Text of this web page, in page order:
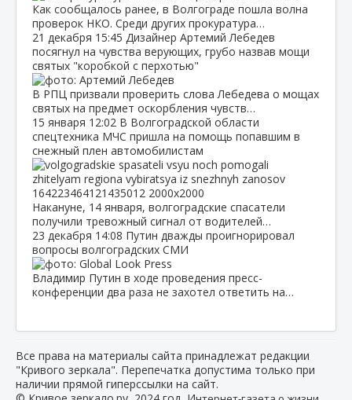
Как сообщалось ранее, в Волгограде пошла волна
проверок НКО. Среди других прокуратура…
21 декабря 15:45 Дизайнер Артемий Лебедев
посягнул на чувства верующих, грубо назвав мощи
святых "коробкой с перхотью"
В РПЦ призвали проверить слова Лебедева о мощах
святых на предмет оскорбления чувств…
15 января 12:02 В Волгоградской области
спецтехника МЧС пришла на помощь попавшим в
снежный плен автомобилистам
Накануне, 14 января, волгоградские спасатели
получили тревожный сигнал от водителей…
23 декабря 14:08 Путин дважды проигнорировал
вопросы волгоградских СМИ
Владимир Путин в ходе проведения пресс-
конференции два раза не захотел ответить на…
Все права на материалы сайта принадлежат редакции
"Кривого зеркала". Перепечатка допустима только при
наличии прямой гиперссылки на сайт.